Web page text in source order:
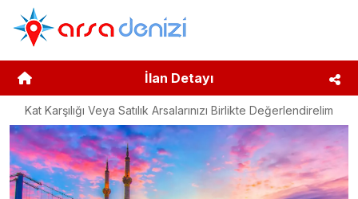
İlan Detayı
Kat Karşılığı Veya Satılık Arsalarınızı Birlikte Değerlendirelim